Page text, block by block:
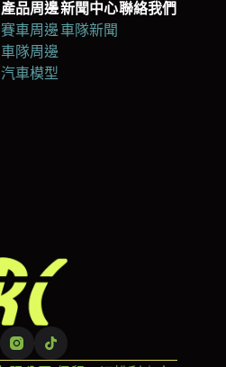
產品周邊
賽車周邊
車隊周邊
汽車模型
新聞中心
車隊新聞
聯絡我們